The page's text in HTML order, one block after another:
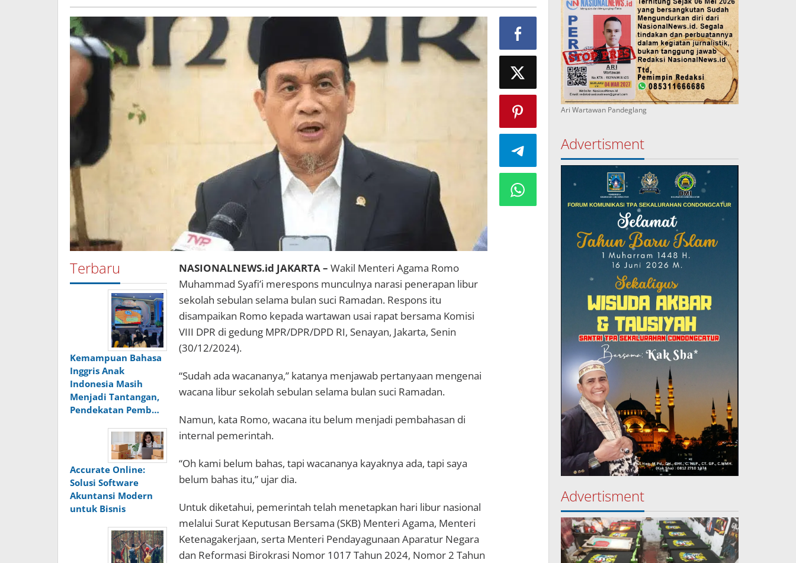
Terbaru
Kemampuan Bahasa
Inggris Anak
Indonesia Masih
Menjadi Tantangan,
Pendekatan Pemb…
Accurate Online:
Solusi Software
Akuntansi Modern
untuk Bisnis
NASIONALNEWS.id JAKARTA – Wakil Menteri Agama Romo
Muhammad Syafi’i merespons munculnya narasi penerapan libur
sekolah sebulan selama bulan suci Ramadan. Respons itu
disampaikan Romo kepada wartawan usai rapat bersama Komisi
VIII DPR di gedung MPR/DPR/DPD RI, Senayan, Jakarta, Senin
(30/12/2024).
“Sudah ada wacananya,” katanya menjawab pertanyaan mengenai
wacana libur sekolah sebulan selama bulan suci Ramadan.
Namun, kata Romo, wacana itu belum menjadi pembahasan di
internal pemerintah.
“Oh kami belum bahas, tapi wacananya kayaknya ada, tapi saya
belum bahas itu,” ujar dia.
Untuk diketahui, pemerintah telah menetapkan hari libur nasional
melalui Surat Keputusan Bersama (SKB) Menteri Agama, Menteri
Ketenagakerjaan, serta Menteri Pendayagunaan Aparatur Negara
dan Reformasi Birokrasi Nomor 1017 Tahun 2024, Nomor 2 Tahun
Ari Wartawan Pandeglang
Advertisment
Advertisment